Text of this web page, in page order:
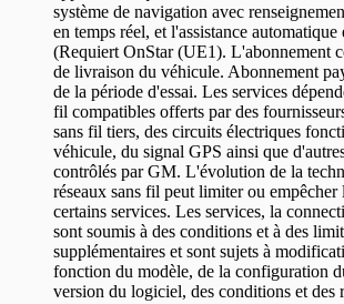
système de navigation avec
en temps réel, et l'assistance automatique
(Requiert OnStar (UE1). L'abonnement
de livraison du véhicule. Abonnement
de la période d'essai. Les services
fil compatibles offerts par des
sans fil tiers, des circuits électriques
véhicule, du signal GPS ainsi que
contrôlés par GM. L'évolution de la
réseaux sans fil peut limiter ou
certains services. Les services, la
sont soumis à des conditions et à des
supplémentaires et sont sujets à
fonction du modèle, de la configuration
version du logiciel, des conditions et des